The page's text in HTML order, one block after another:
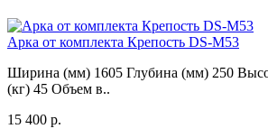
Арка от комплекта Крепость DS-М53
Ширина (мм) 1605 Глубина (мм) 250
(кг) 45 Объем в..
15 400 р.